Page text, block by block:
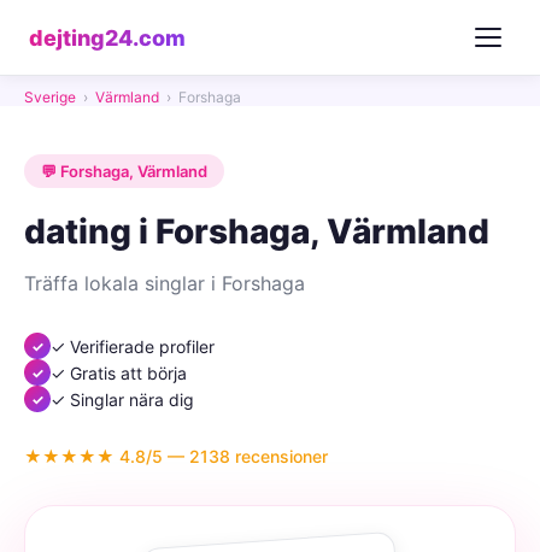
dejting24.com
Sverige › Värmland › Forshaga
💬 Forshaga, Värmland
dating i Forshaga, Värmland
Träffa lokala singlar i Forshaga
✓ Verifierade profiler
✓ Gratis att börja
✓ Singlar nära dig
★★★★★ 4.8/5 — 2138 recensioner